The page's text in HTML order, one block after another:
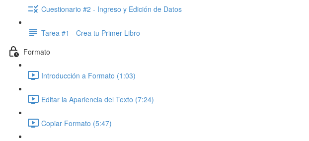
Cuestionario #2 - Ingreso y Edición de Datos
Tarea #1 - Crea tu Primer Libro
Formato
Introducción a Formato (1:03)
Editar la Apariencia del Texto (7:24)
Copiar Formato (5:47)